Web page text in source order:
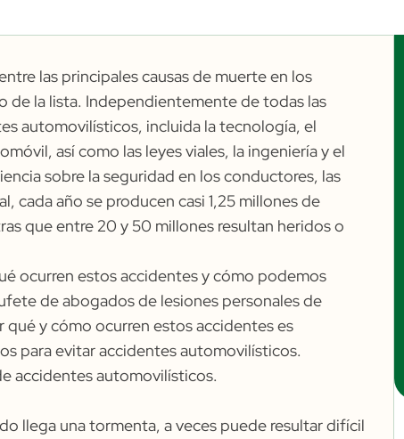
las principales causas de muerte en los
de la lista. Independientemente de todas las
automovilísticos, incluida la tecnología, el
así como las leyes viales, la ingeniería y el
sobre la seguridad en los conductores, las
cada año se producen casi 1,25 millonesde
que entre 20 y 50 millones resultan heridos o
ocurren estos accidentes y cómo podemos
de abogados de lesiones personales de
y cómo ocurren estos accidentes es
para evitar accidentes automovilísticos.
accidentes automovilísticos.
llega una tormenta, a veces puede resultar difícil